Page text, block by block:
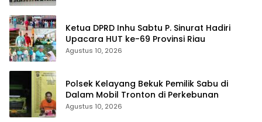
Ketua DPRD Inhu Sabtu P. Sinurat Hadiri
Upacara HUT ke-69 Provinsi Riau
Agustus 10, 2026
Polsek Kelayang Bekuk Pemilik Sabu di
Dalam Mobil Tronton di Perkebunan
Agustus 10, 2026